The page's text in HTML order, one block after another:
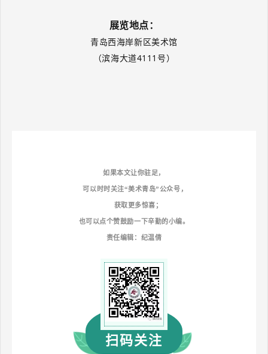
展览地点：
青岛西海岸新区美术馆
（滨海大道4111号）
如果本文让你驻足，
可以时时关注“美术青岛”公众号，
获取更多惊喜；
也可以点个赞鼓励一下辛勤的小编。
责任编辑：纪温倩
扫码关注